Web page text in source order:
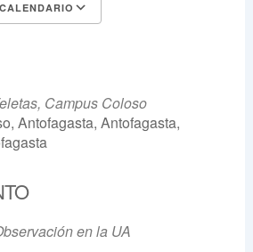
Campus Coloso
Antofagasta, Antofagasta,
en la UA